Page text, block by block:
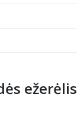
ežerėlis